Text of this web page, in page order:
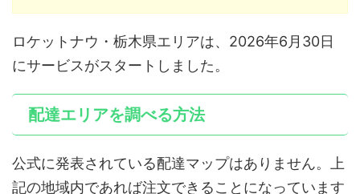
ロケットナウ・栃木県エリアは、2026年6月30日
にサービスがスタートしました。
配達エリアを調べる方法
公式に発表されている配達マップはありません。上
記の地域内であれば注文できることになっています